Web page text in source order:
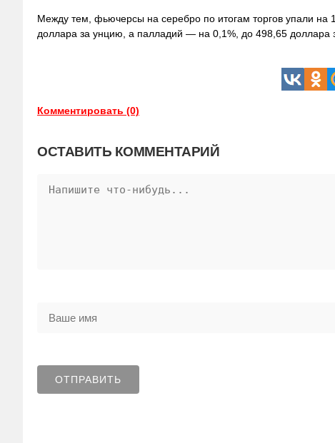
Между тем, фьючерсы на серебро по итогам торгов упали
доллара за унцию, а палладий — на 0,1%, до 498,65 доллара
Комментировать (0)
ОСТАВИТЬ КОММЕНТАРИЙ